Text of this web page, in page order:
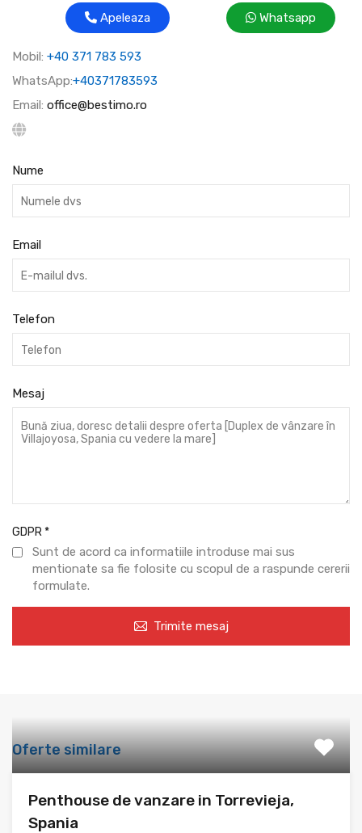
Apeleaza Whatsapp
Mobil: +40 371 783 593
WhatsApp:+40371783593
Email: office@bestimo.ro
Nume
Email
Telefon
Mesaj
GDPR*
Sunt de acord ca informatiile introduse mai sus
mentionate sa fie folosite cu scopul de a raspunde cererii
formulate.
Trimite mesaj
Oferte similare
Penthouse de vanzare in Torrevieja,
Spania